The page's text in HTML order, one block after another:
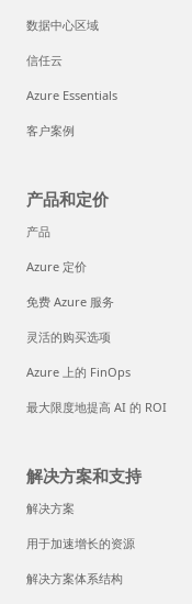
数据中心区域
信任云
Azure Essentials
客户案例
产品和定价
产品
Azure 定价
免费 Azure 服务
灵活的购买选项
Azure 上的 FinOps
最大限度地提高 AI 的 ROI
解决方案和支持
解决方案
用于加速增长的资源
解决方案体系结构